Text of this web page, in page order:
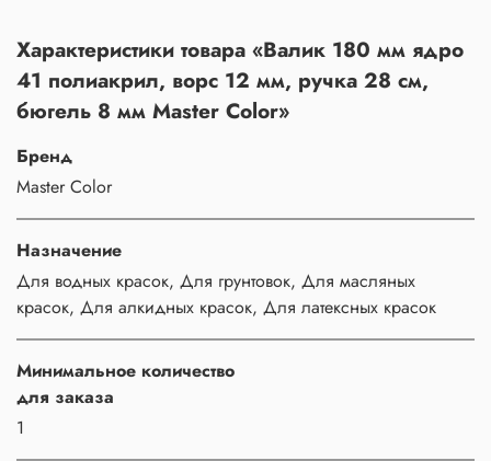
Характеристики товара «Валик 180 мм ядро
41 полиакрил, ворс 12 мм, ручка 28 см,
бюгель 8 мм Master Color»
Бренд
Master Color
Назначение
Для водных красок, Для грунтовок, Для масляных
красок, Для алкидных красок, Для латексных красок
Минимальное количество
для заказа
1